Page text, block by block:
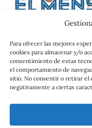
Para ofrecer las mejores
cookies para almacenar y/o
consentimiento de estas
el comportamiento de
sitio. No consentir o retirar el
negativamente a ciertas
Catalog
Contrato